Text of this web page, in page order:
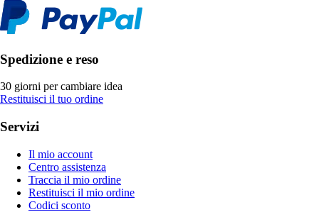
Spedizione e reso
30 giorni per cambiare idea
Restituisci il tuo ordine
Servizi
Il mio account
Centro assistenza
Traccia il mio ordine
Restituisci il mio ordine
Codici sconto